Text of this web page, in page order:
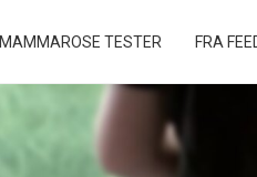
MAMMAROSE TESTER FRA